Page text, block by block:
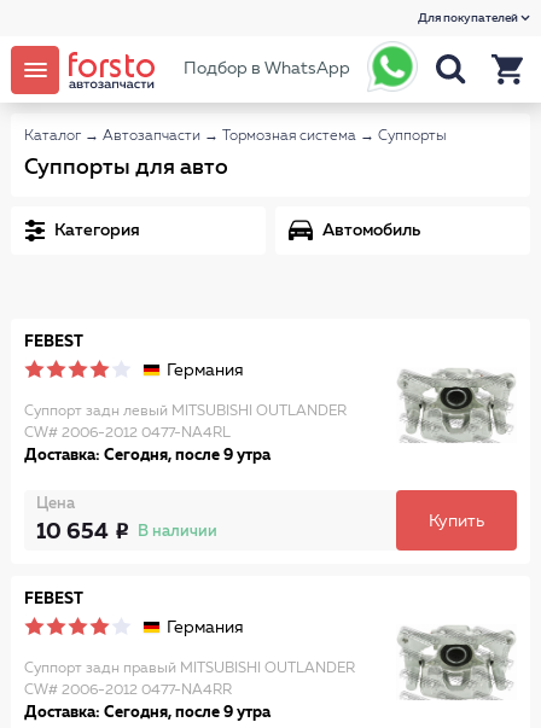
Для покупателей
Подбор в WhatsApp
Каталог → Автозапчасти → Тормозная система → Суппорты
Суппорты для авто
Категория Автомобиль
FEBEST
Германия
Суппорт задн левый MITSUBISHI OUTLANDER
CW# 2006-2012 0477-NA4RL
Доставка: Сегодня, после 9 утра
Цена
10 654 В наличии
Купить
FEBEST
Германия
Суппорт задн правый MITSUBISHI OUTLANDER
CW# 2006-2012 0477-NA4RR
Доставка: Сегодня, после 9 утра